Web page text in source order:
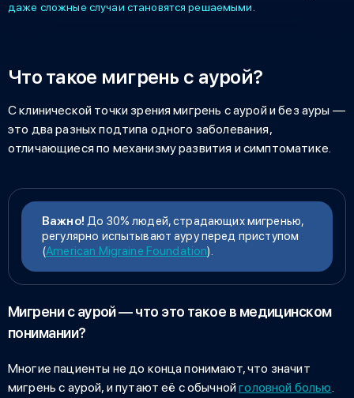
даже сложные случаи становятся решаемыми.
Что такое мигрень с аурой?
С клинической точки зрениямигрень с аурой и без ауры —
это два разных подтипа одного заболевания,
отличающиеся по механизму развития и симптоматике.
Важно! До 30% людей, страдающих мигренью,
регулярно испытывают ауру перед приступом
(American Migraine Foundation).
Мигрени с аурой — что это такое в медицинском
понимании?
Многие пациенты не до конца понимают,что значит
мигрень с аурой, и путают её с обычнойголовной болью.